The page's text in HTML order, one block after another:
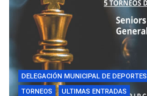
DELEGACIÓN MUNICIPAL DE DEPORTES
TORNEOS
ULTIMAS ENTRADAS